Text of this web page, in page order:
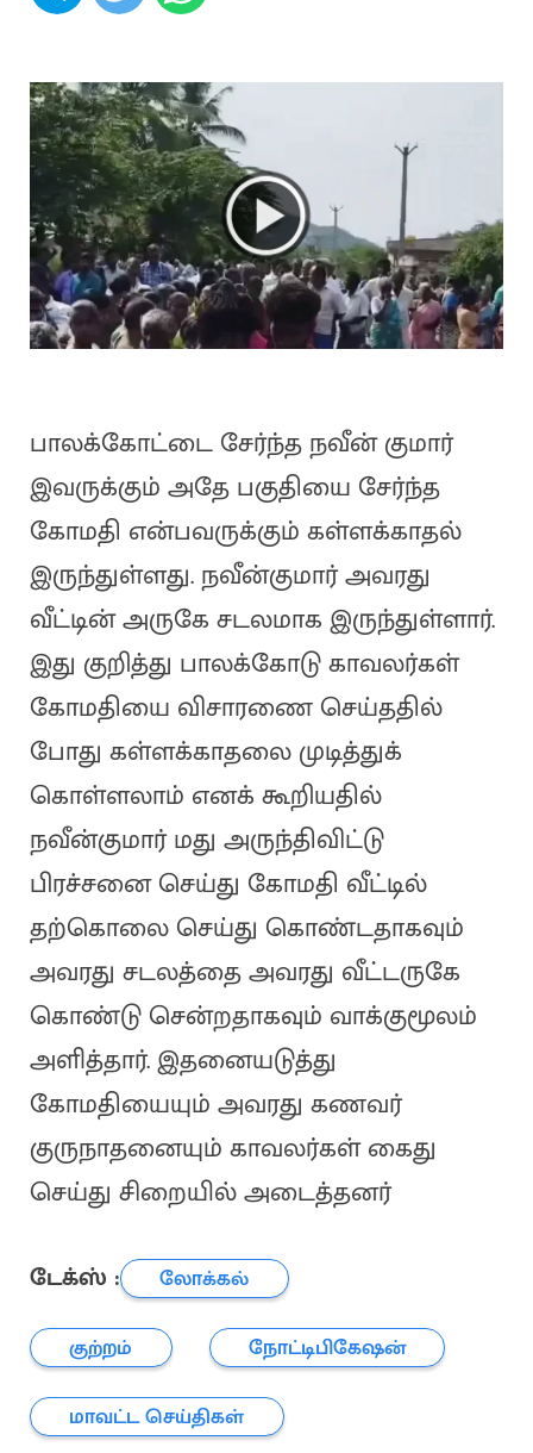
பாலக்கோட்டை சேர்ந்த நவீன் குமார்
இவருக்கும் அதே பகுதியை சேர்ந்த
கோமதி என்பவருக்கும் கள்ளக்காதல்
இருந்துள்ளது. நவீன்குமார் அவரது
வீட்டின் அருகே சடலமாக இருந்துள்ளார்.
இது குறித்து பாலக்கோடு காவலர்கள்
கோமதியை விசாரணை செய்ததில்
போது கள்ளக்காதலை முடித்துக்
கொள்ளலாம் எனக் கூறியதில்
நவீன்குமார் மது அருந்திவிட்டு
பிரச்சனை செய்து கோமதி வீட்டில்
தற்கொலை செய்து கொண்டதாகவும்
அவரது சடலத்தை அவரது வீட்டருகே
கொண்டு சென்றதாகவும் வாக்குமூலம்
அளித்தார். இதனையடுத்து
கோமதியையும் அவரது கணவர்
குருநாதனையும் காவலர்கள் கைது
செய்து சிறையில் அடைத்தனர்
டேக்ஸ் :
லோக்கல்
குற்றம்
நோட்டிபிகேஷன்
மாவட்ட செய்திகள்